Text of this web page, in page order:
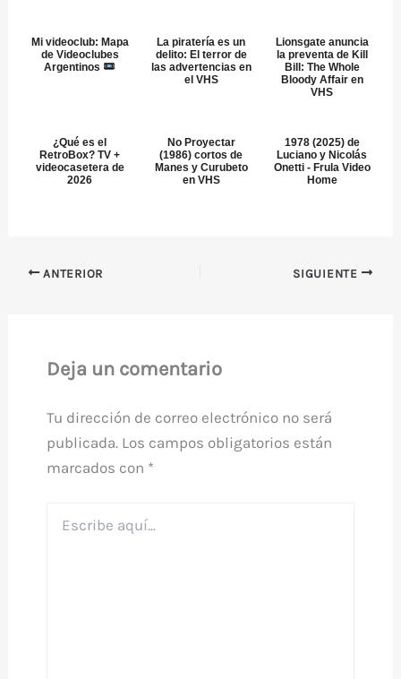
Mi videoclub: Mapa
de Videoclubes
Argentinos
La piratería es un
delito: El terror de
las advertencias en
el VHS
Lionsgate anuncia
la preventa de Kill
Bill: The Whole
Bloody Affair en
VHS
¿Qué es el
RetroBox? TV +
videocasetera de
2026
No Proyectar
(1986) cortos de
Manes y Curubeto
en VHS
1978 (2025) de
Luciano y Nicolás
Onetti - Frula Video
Home
ANTERIOR SIGUIENTE
Deja un comentario
Tu dirección de correo electrónico no será
publicada. Los campos obligatorios están
marcados con *
aquí...